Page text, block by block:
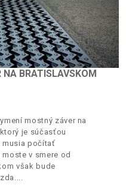
BRATISLAVSKOM
mostný záver na
je súčasťou
musia počítať
v smere od
však bude